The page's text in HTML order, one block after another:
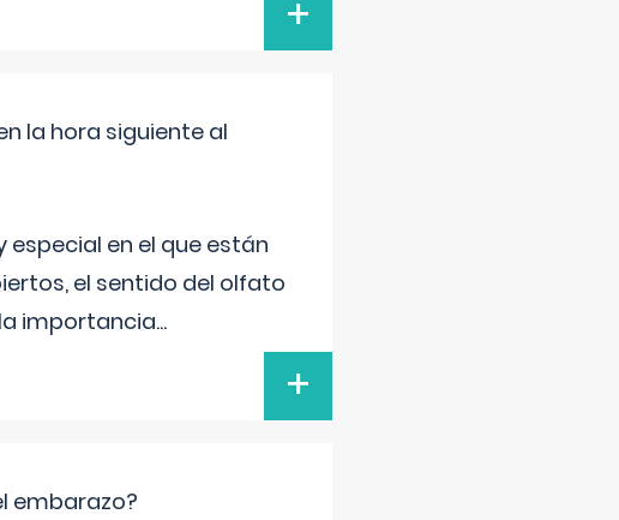
+
la hora siguiente al
en el que están
el sentido del olfato
importancia...
+
embarazo?